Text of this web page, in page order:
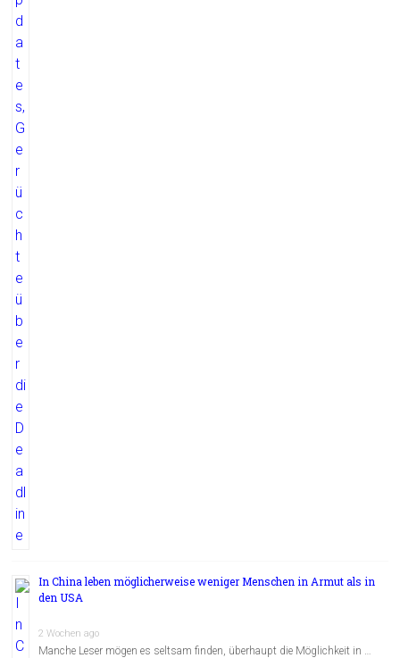
In China leben möglicherweise weniger Menschen in Armut als in
den USA
2 Wochen ago
Manche Leser mögen es seltsam finden, überhaupt die Möglichkeit in …